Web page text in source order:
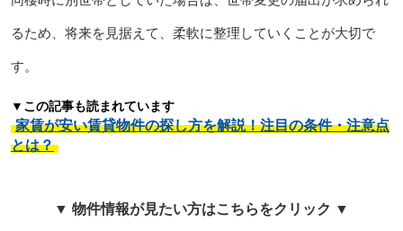
るため、将来を見据えて、柔軟に整理していくことが大切で
す。
▼この記事も読まれています
家賃が安い賃貸物件の探し方を解説！注目の条件・注意点
とは？
▼ 物件情報が見たい方はこちらをクリック ▼